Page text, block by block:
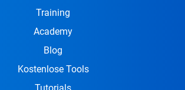
Training
Academy
Blog
Kostenlose Tools